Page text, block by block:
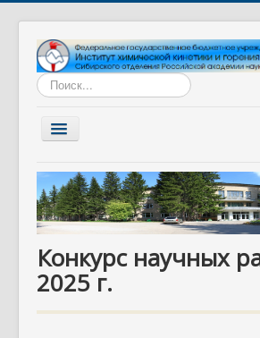
Искать...
Включить/
выключить
Главная
Институт
Наука
Образование
Диссертационный совет
Разработки
Конкурс научных
2025 г.